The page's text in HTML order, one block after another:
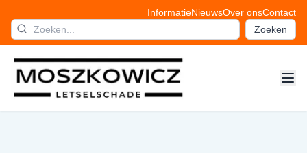
InformatieNieuwsOver onsContact
Zoeken